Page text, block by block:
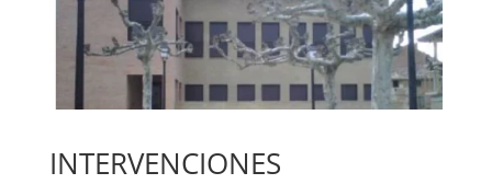
INTERVENCIONES